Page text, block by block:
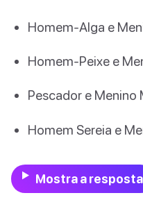
Homem-Alga e
Homem-Peixe e
Pescador e Menino
Homem Sereia e
Mostra a resposta